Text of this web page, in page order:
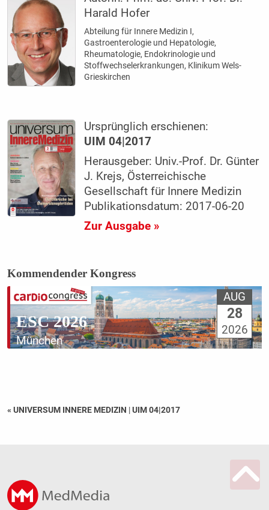
Harald Hofer
Abteilung für Innere Medizin I,
Gastroenterologie und Hepatologie,
Rheumatologie, Endokrinologie und
Stoffwechselerkrankungen, Klinikum Wels-
Grieskirchen
Ursprünglich erschienen:
UIM 04|2017
Herausgeber: Univ.-Prof. Dr. Günter
J. Krejs, Österreichische
Gesellschaft für Innere Medizin
Publikationsdatum: 2017-06-20
Zur Ausgabe »
Kommendender Kongress
ESC 2026
München
AUG
28
2026
« UNIVERSUM INNERE MEDIZIN |UIM 04|2017